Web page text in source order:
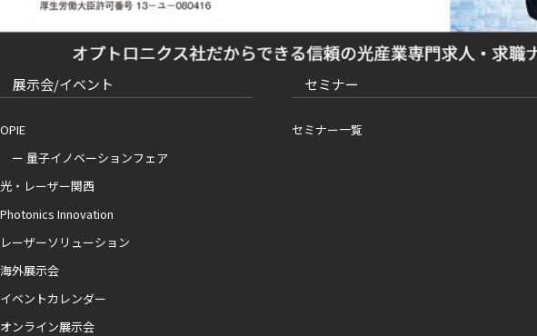
展示会/イベント
OPIE
ー 量子イノベーションフェア
光・レーザー関西
Photonics Innovation
レーザーソリューション
海外展示会
イベントカレンダー
オンライン展示会
セミナー
セミナー一覧